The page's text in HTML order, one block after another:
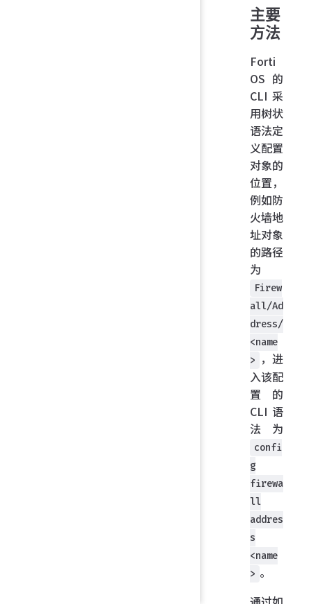
主要
方法
Forti
OS 的
CLI 采
用树状
语法定
义配置
对象的
位置，
例如防
火墙地
址对象
的路径
为
Firew
all/Ad
dress/
<name
> ，进
入该配
置的
CLI 语
法为
confi
g
firewa
ll
addres
s
<name
> 。